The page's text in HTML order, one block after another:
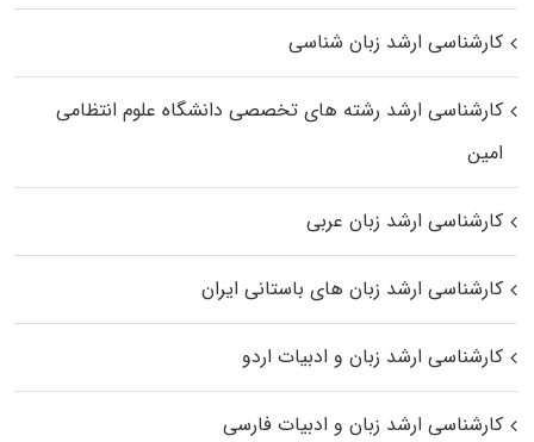
کارشناسی ارشد زبان شناسی
کارشناسی ارشد رﺷﺘﻪ ﻫﺎی تخصصی داﻧﺸﮕﺎه ﻋﻠﻮم انتظامی
اﻣﻴﻦ
کارشناسی ارشد زبان عربی
کارشناسی ارشد زبان‌ های باستانی ایران
کارشناسی ارشد زبان و ادبیات اردو
کارشناسی ارشد زبان و ادبیات فارسی